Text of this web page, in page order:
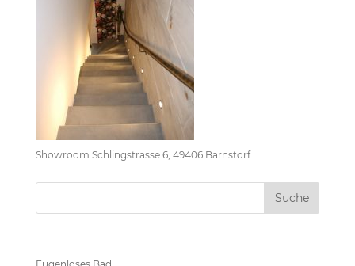
Showroom Schlingstrasse 6, 49406 Barnstorf